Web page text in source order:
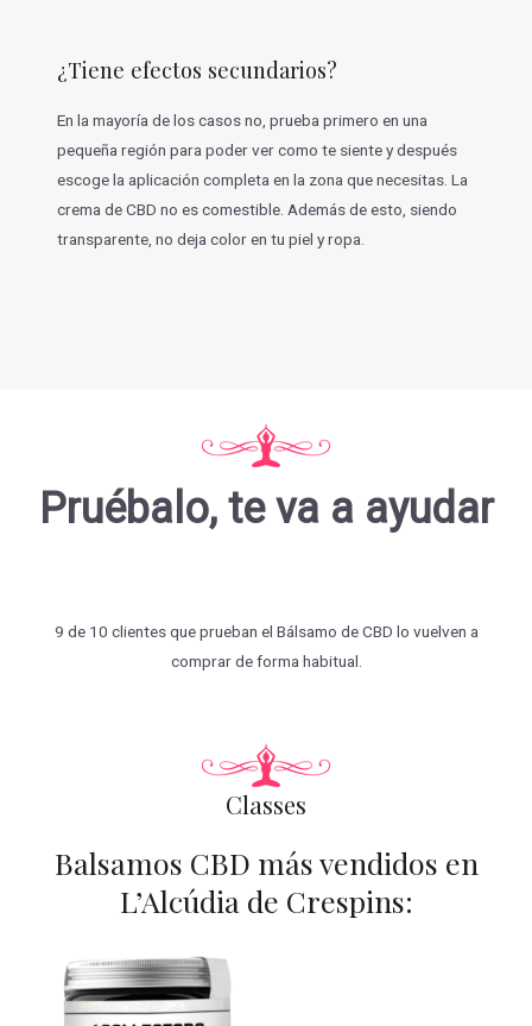
¿Tiene efectos secundarios?
En la mayoría de los casos no, prueba primero en una
pequeña región para poder ver como te siente y después
escoge la aplicación completa en la zona que necesitas. La
crema de CBD no es comestible. Además de esto, siendo
transparente, no deja color en tu piel y ropa.
Pruébalo, te va a ayudar
9 de 10 clientes que prueban el Bálsamo de CBD lo vuelven a
comprar de forma habitual.
Classes
Balsamos CBD más vendidos en
L’Alcúdia de Crespins: